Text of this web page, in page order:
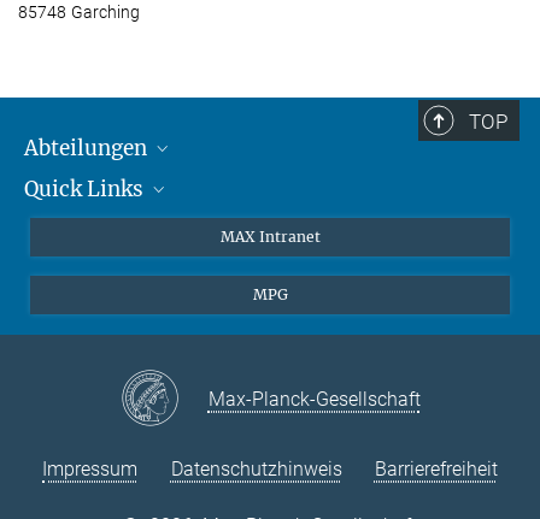
85748 Garching
TOP
Abteilungen
Attosekundenphysik
Quick Links
Kontakt
Instagram
MAX Intranet
MPG
Max-Planck-Gesellschaft
Impressum Datenschutzhinweis Barrierefreiheit